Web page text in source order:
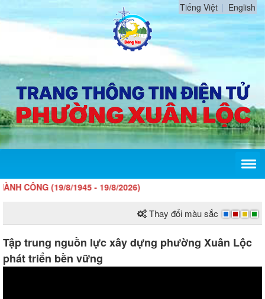
Tiếng Việt English
(19/8/1945 - 19/8/2026)
Thay đổi màu sắc
Tập trung nguồn lực xây dựng phường Xuân Lộc
phát triển bền vững